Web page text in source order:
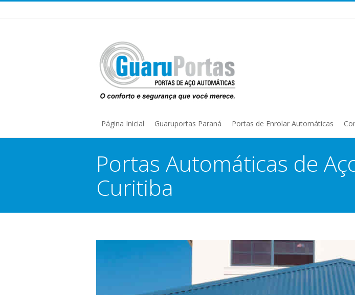
Página Inicial Guaruportas Paraná Portas de Enrolar Automáticas
Portas Automáticas de
Curitiba